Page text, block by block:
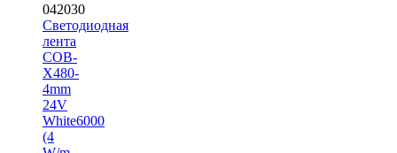
042030
Светодиодная
лента
COB-
X480-
4mm
24V
White6000
(4